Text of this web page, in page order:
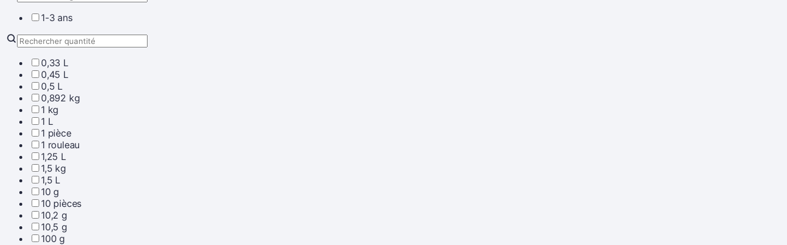
1-3 ans
0,33 L
0,45 L
0,5 L
0,892 kg
1 kg
1 L
1 pièce
1 rouleau
1,25 L
1,5 kg
1,5 L
10 g
10 pièces
10,2 g
10,5 g
100 g